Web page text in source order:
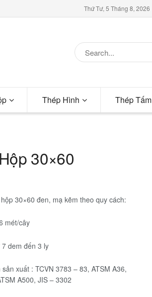
Thứ Tư, 5 Tháng 8, 2026
Thép Hình Thép Tấm
30×60
30×60 đen, mạ kẽm theo quy cách:
mét/cây
dem đến 3 ly
xuất : TCVN 3783 – 83, ATSM A36,
A500, JIS – 3302